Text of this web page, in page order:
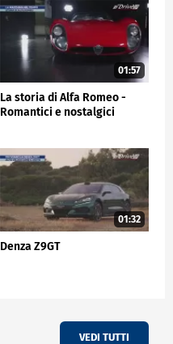
01:57
La storia di Alfa Romeo -
Romantici e nostalgici
01:32
Denza Z9GT
VEDI TUTTI